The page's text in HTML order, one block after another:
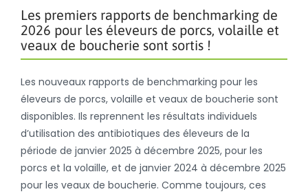
Les premiers rapports de benchmarking de
2026 pour les éleveurs de porcs, volaille et
veaux de boucherie sont sortis !
Les nouveaux rapports de benchmarking pour les
éleveurs de porcs, volaille et veaux de boucherie sont
disponibles. Ils reprennent les résultats individuels
d’utilisation des antibiotiques des éleveurs de la
période de janvier 2025 à décembre 2025, pour les
porcs et la volaille, et de janvier 2024 à décembre 2025
pour les veaux de boucherie. Comme toujours, ces